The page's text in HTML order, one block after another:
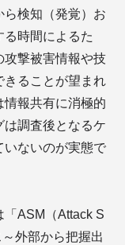
ら検知（発覚）お
時間によるた
攻撃被害情報や技
きることが望まれ
情報共有に消極的
は調査後となるケ
いないのが実態で
ASM（Attack S
外部から把握出